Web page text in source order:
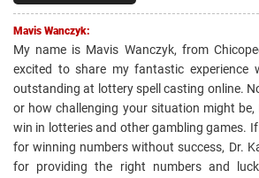
Mavis Wanczyk:
My name is Mavis Wanczyk, from
excited to share my fantastic experience
outstanding at lottery spell casting online.
or how challenging your situation might be,
win in lotteries and other gambling games. If
for winning numbers without success, Dr.
for providing the right numbers and